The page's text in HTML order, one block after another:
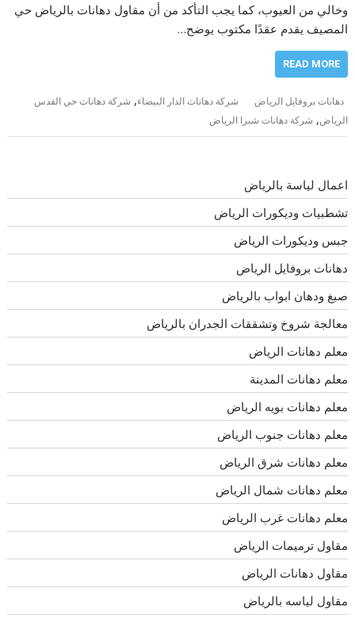
وخالي من العيوب، كما يجب التأكد من أن مقاول دهانات بالرياض حي
المصيف يقدم عقدًا مكتوب يوضح…
READ MORE
دهانات بروفايل الرياض شركة دهانات الدار البيضاء, شركة دهانات حي القدس
الرياض, شركة دهانات شبرا الرياض
اعمال لياسة بالرياض
تشطبيات وديكورات الرياض
جبس وديكورات الرياض
دهانات بروفايل الرياض
صبغ ودهان ابواب بالرياض
معالجة شروخ وتشققات الجدران بالرياض
معلم دهانات الرياض
معلم دهانات المدينة
معلم دهانات بويه الرياض
معلم دهانات جنوب الرياض
معلم دهانات شرق الرياض
معلم دهانات شمال الرياض
معلم دهانات غرب الرياض
مقاول ترميمات الرياض
مقاول دهانات الرياض
مقاول لياسه بالرياض